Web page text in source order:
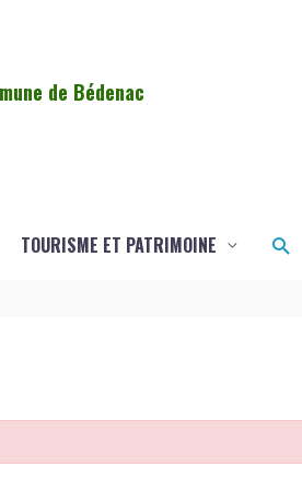
de Bédenac
TOURISME ET PATRIMOINE